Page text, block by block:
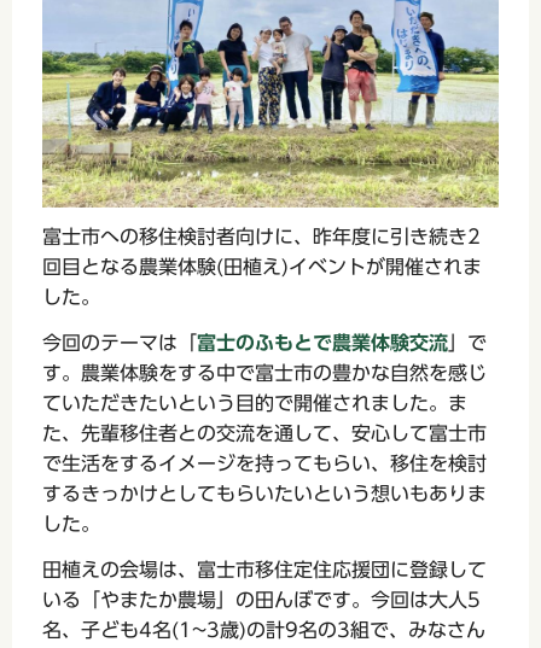
富士市への移住検討者向けに、昨年度に引き続き2
回目となる農業体験(田植え)イベントが開催されま
した。
今回のテーマは「 富士のふもとで農業体験交流 」で
す。農業体験をする中で富士市の豊かな自然を感じ
ていただきたいという目的で開催されました。ま
た、先輩移住者との交流を通して、安心して富士市
で生活をするイメージを持ってもらい、移住を検討
するきっかけとしてもらいたいという想いもありま
した。
田植えの会場は、富士市移住定住応援団に登録して
いる「やまたか農場」の田んぼです。今回は大人5
名、子ども4名(1~3歳)の計9名の3組で、みなさん